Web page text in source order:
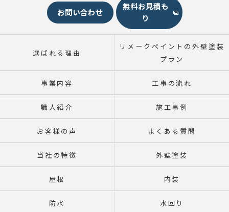
お問い合わせ
無料お見積も
り
選ばれる理由
リメークペイントの外壁塗装
プラン
事業内容 工事の流れ
職人紹介 施工事例
お客様の声 よくある質問
当社の特徴 外壁塗装
屋根 内装
防水 水回り